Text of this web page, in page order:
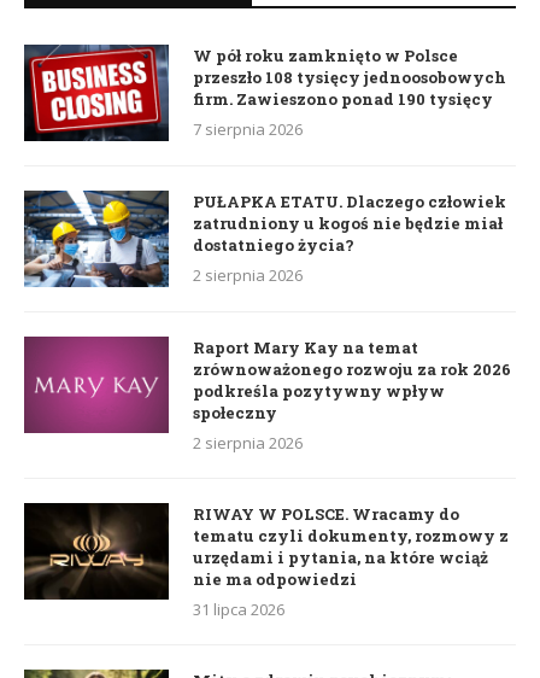
W pół roku zamknięto w Polsce
przeszło 108 tysięcy jednoosobowych
firm. Zawieszono ponad 190 tysięcy
7 sierpnia 2026
PUŁAPKA ETATU. Dlaczego człowiek
zatrudniony u kogoś nie będzie miał
dostatniego życia?
2 sierpnia 2026
Raport Mary Kay na temat
zrównoważonego rozwoju za rok 2026
podkreśla pozytywny wpływ
społeczny
2 sierpnia 2026
RIWAY W POLSCE. Wracamy do
tematu czyli dokumenty, rozmowy z
urzędami i pytania, na które wciąż
nie ma odpowiedzi
31 lipca 2026